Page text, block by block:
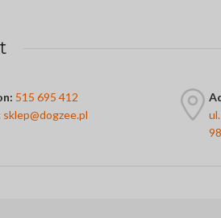
515 695 412
sklep@dogzee.pl